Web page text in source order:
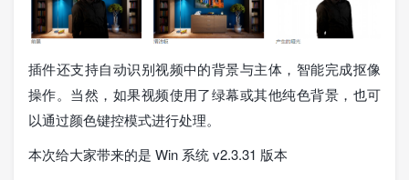
插件还支持自动识别视频中的背景与主体，智能完成抠像
操作。当然，如果视频使用了绿幕或其他纯色背景，也可
以通过颜色键控模式进行处理。
本次给大家带来的是 Win 系统 v2.3.31 版本